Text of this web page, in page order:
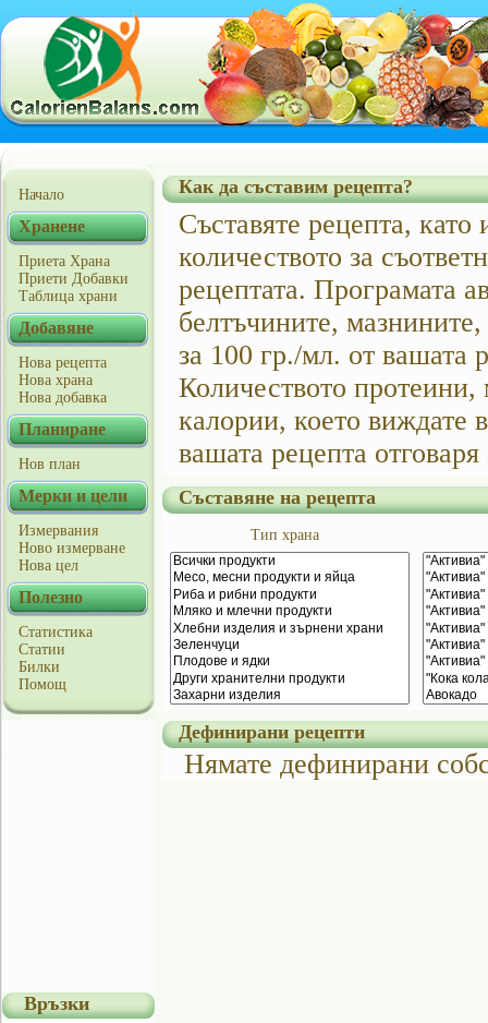
Начало
Хранене
Приета Храна
Приети Добавки
Таблица храни
Добавяне
Нова рецепта
Нова храна
Нова добавка
Планиране
Нов план
Мерки и цели
Измервания
Ново измерване
Нова цел
Полезно
Статистика
Статии
Билки
Помощ
Връзки
Как да съставим рецепта?
Съставяте рецепта, като
количеството за
рецептата. Програмата
белтъчините,
за 100 гр./мл. от вашата
Количеството протеини,
калории, което виждате
вашата рецепта
Съставяне на рецепта
Тип храна
Дефинирани рецепти
Нямате дефинирани